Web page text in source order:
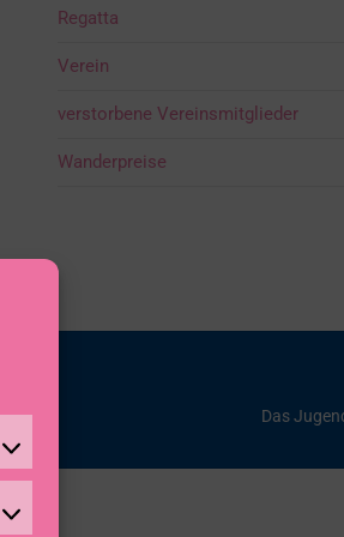
Regatta
Verein
verstorbene Vereinsmitglieder
Wanderpreise
Das